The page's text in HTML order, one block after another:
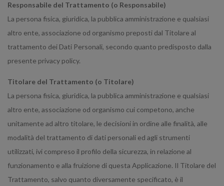
Responsabile del Trattamento (o Responsabile)
La persona fisica, giuridica, la pubblica amministrazione e qualsiasi
altro ente, associazione od organismo preposti dal Titolare al
trattamento dei Dati Personali, secondo quanto predisposto dalla
presente privacy policy.
Titolare del Trattamento (o Titolare)
La persona fisica, giuridica, la pubblica amministrazione e qualsiasi
altro ente, associazione od organismo cui competono, anche
unitamente ad altro titolare, le decisioni in ordine alle finalità, alle
modalità del trattamento di dati personali ed agli strumenti
utilizzati, ivi compreso il profilo della sicurezza, in relazione al
funzionamento e alla fruizione di questa Applicazione. Il Titolare del
Trattamento, salvo quanto diversamente specificato, è il